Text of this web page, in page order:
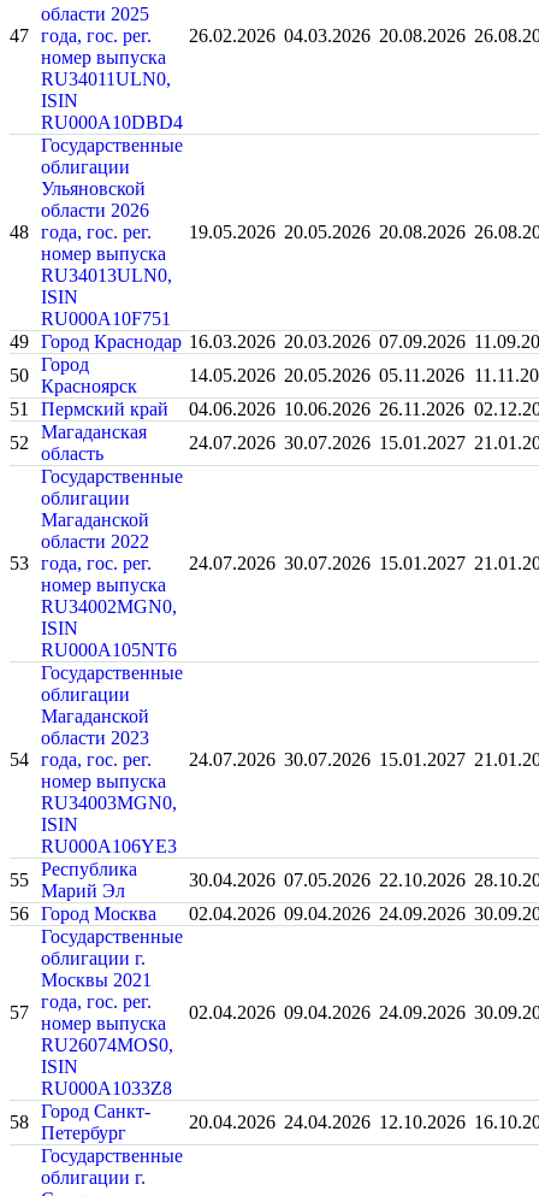
47
области 2025
года, гос. рег.
номер выпуска
RU34011ULN0,
ISIN
RU000A10DBD4
26.02.2026 04.03.2026 20.08.2026
48
Государственные
облигации
Ульяновской
области 2026
года, гос. рег.
номер выпуска
RU34013ULN0,
ISIN
RU000A10F751
19.05.2026 20.05.2026 20.08.2026
49 Город Краснодар 16.03.2026 20.03.2026 07.09.2026
50
Город
Красноярск
14.05.2026 20.05.2026 05.11.2026
51
Пермский край 04.06.2026 10.06.2026 26.11.2026
52
Магаданская
область
24.07.2026 30.07.2026 15.01.2027
53
Государственные
облигации
Магаданской
области 2022
года, гос. рег.
номер выпуска
RU34002MGN0,
ISIN
RU000A105NT6
24.07.2026 30.07.2026 15.01.2027
54
Государственные
облигации
Магаданской
области 2023
года, гос. рег.
номер выпуска
RU34003MGN0,
ISIN
RU000A106YE3
24.07.2026 30.07.2026 15.01.2027
55
Республика
Марий Эл
30.04.2026 07.05.2026 22.10.2026
56 Город Москва 02.04.2026 09.04.2026 24.09.2026
57
Государственные
облигации г.
Москвы 2021
года, гос. рег.
номер выпуска
RU26074MOS0,
ISIN
RU000A1033Z8
02.04.2026 09.04.2026 24.09.2026
58
Город Санкт-
Петербург
20.04.2026 24.04.2026 12.10.2026
Государственные
облигации г.